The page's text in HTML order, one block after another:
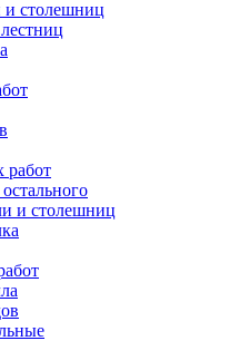
и столешниц
работ
и столешниц